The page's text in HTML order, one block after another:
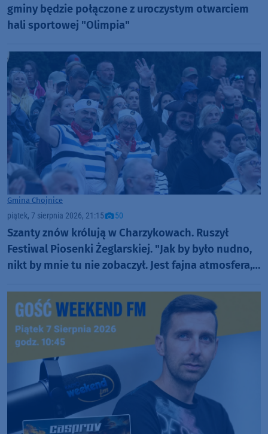
gminy będzie połączone z uroczystym otwarciem
hali sportowej "Olimpia"
Gmina Chojnice
piątek, 7 sierpnia 2026, 21:15 50
Szanty znów królują w Charzykowach. Ruszył
Festiwal Piosenki Żeglarskiej. "Jak by było nudno,
nikt by mnie tu nie zobaczył. Jest fajna atmosfera,